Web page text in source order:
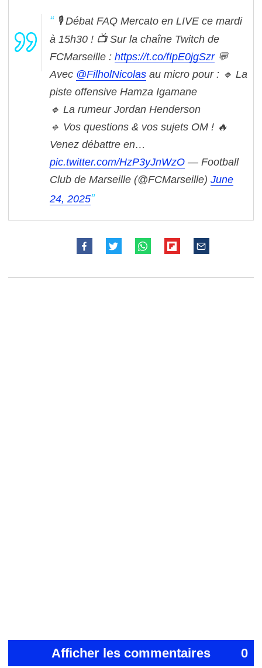
🎙 Débat FAQ Mercato en LIVE ce mardi
à 15h30 ! 📺 Sur la chaîne Twitch de
FCMarseille : https://t.co/fIpE0jgSzr 💬
Avec @FilholNicolas au micro pour : 🔹 La
piste offensive Hamza Igamane
🔹 La rumeur Jordan Henderson
🔹 Vos questions & vos sujets OM ! 🔥
Venez débattre en…
pic.twitter.com/HzP3yJnWzO — Football
Club de Marseille (@FCMarseille) June
24, 2025
Afficher les commentaires 0